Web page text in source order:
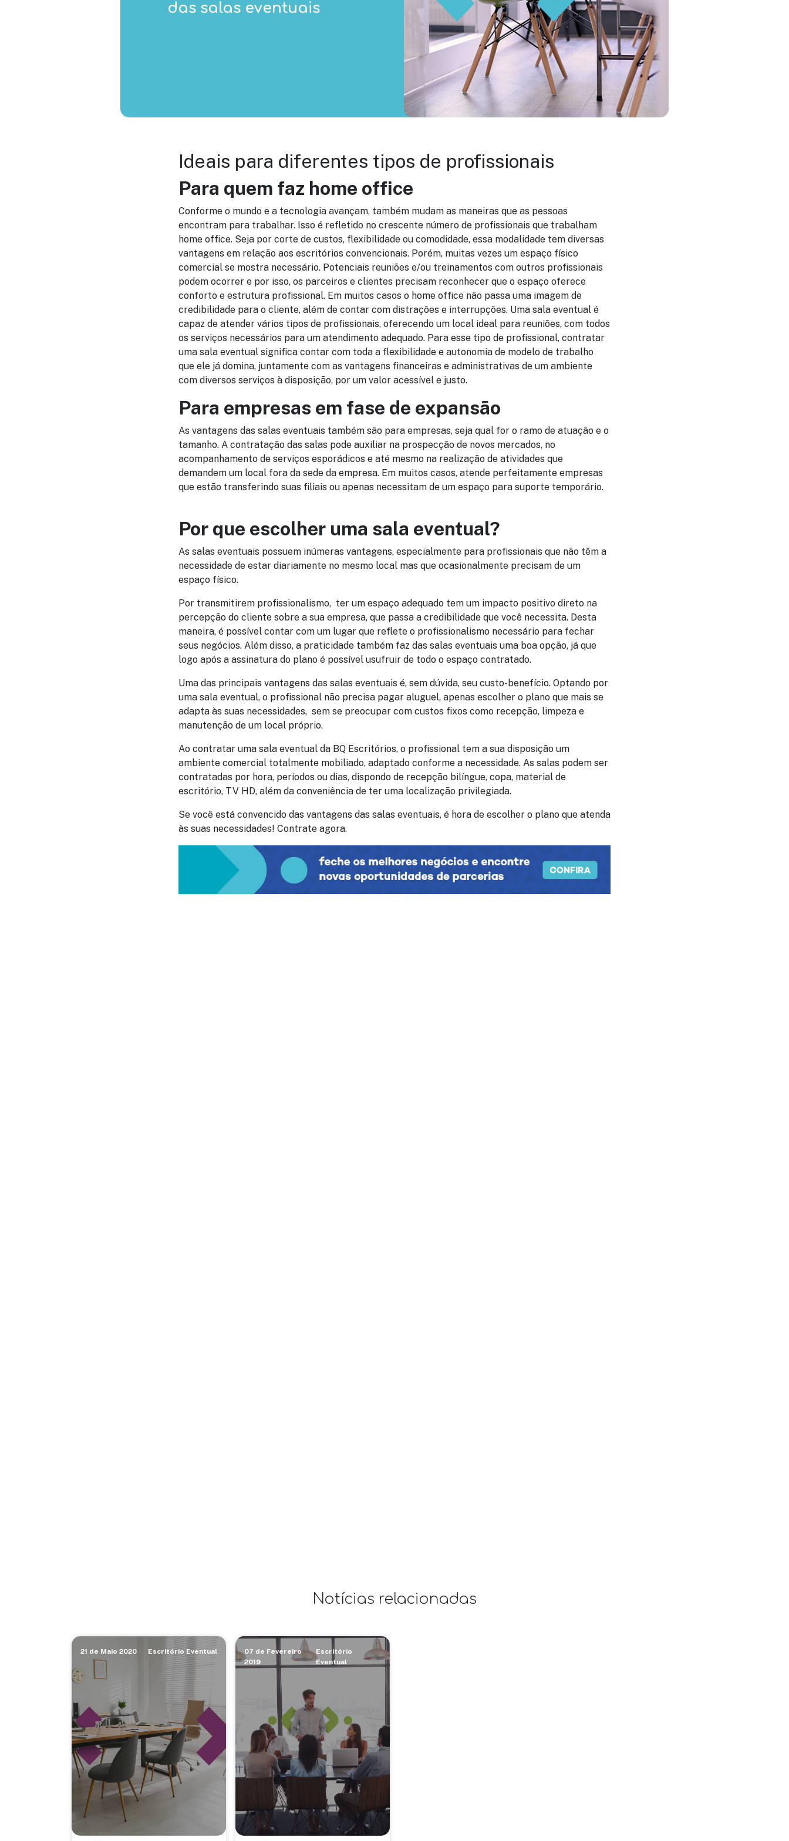
das salas eventuais
Ideais para diferentes tipos de profissionais
Para quem faz home office
Conforme o mundo e a tecnologia avançam, também mudam as maneiras que as pessoas
encontram para trabalhar. Isso é refletido no crescente número de profissionais que trabalham
home office. Seja por corte de custos, flexibilidade ou comodidade, essa modalidade tem diversas
vantagens em relação aos escritórios convencionais. Porém, muitas vezes um espaço físico
comercial se mostra necessário. Potenciais reuniões e/ou treinamentos com outros profissionais
podem ocorrer e por isso, os parceiros e clientes precisam reconhecer que o espaço oferece
conforto e estrutura profissional. Em muitos casos o home office não passa uma imagem de
credibilidade para o cliente, além de contar com distrações e interrupções. Uma sala eventual é
capaz de atender vários tipos de profissionais, oferecendo um local ideal para reuniões, com todos
os serviços necessários para um atendimento adequado. Para esse tipo de profissional, contratar
uma sala eventual significa contar com toda a flexibilidade e autonomia de modelo de trabalho
que ele já domina, juntamente com as vantagens financeiras e administrativas de um ambiente
com diversos serviços à disposição, por um valor acessível e justo.
Para empresas em fase de expansão
As vantagens das salas eventuais também são para empresas, seja qual for o ramo de atuação e o
tamanho. A contratação das salas pode auxiliar na prospecção de novos mercados, no
acompanhamento de serviços esporádicos e até mesmo na realização de atividades que
demandem um local fora da sede da empresa. Em muitos casos, atende perfeitamente empresas
que estão transferindo suas filiais ou apenas necessitam de um espaço para suporte temporário.
Por que escolher uma sala eventual?
As salas eventuais possuem inúmeras vantagens, especialmente para profissionais que não têm a
necessidade de estar diariamente no mesmo local mas que ocasionalmente precisam de um
espaço físico.
Por transmitirem profissionalismo, ter um espaço adequado tem um impacto positivo direto na
percepção do cliente sobre a sua empresa, que passa a credibilidade que você necessita. Desta
maneira, é possível contar com um lugar que reflete o profissionalismo necessário para fechar
seus negócios. Além disso, a praticidade também faz das salas eventuais uma boa opção, já que
logo após a assinatura do plano é possível usufruir de todo o espaço contratado.
Uma das principais vantagens das salas eventuais é, sem dúvida, seu custo-benefício. Optando por
uma sala eventual, o profissional não precisa pagar aluguel, apenas escolher o plano que mais se
adapta às suas necessidades, sem se preocupar com custos fixos como recepção, limpeza e
manutenção de um local próprio.
Ao contratar uma sala eventual da BQ Escritórios, o profissional tem a sua disposição um
ambiente comercial totalmente mobiliado, adaptado conforme a necessidade. As salas podem ser
contratadas por hora, períodos ou dias, dispondo de recepção bilíngue, copa, material de
escritório, TV HD, além da conveniência de ter uma localização privilegiada.
Se você está convencido das vantagens das salas eventuais, é hora de escolher o plano que atenda
às suas necessidades! Contrate agora.
Notícias relacionadas
21 de Maio 2020 Escritório Eventual
07 de Fevereiro
2019
Escritório
Eventual